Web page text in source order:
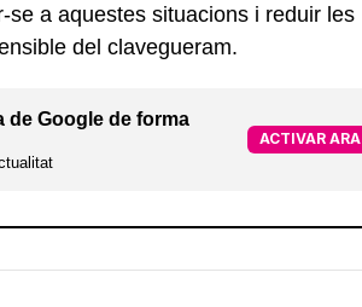
a aquestes situacions i reduir les
del clavegueram.
de Google de forma
ACTIVAR ARA